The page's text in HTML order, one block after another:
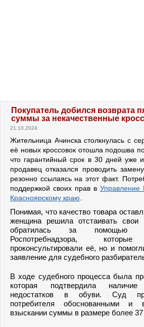
Покупатель добился возврата
суммы за некачественные
21.10.2024.
Жительница Ачинска столкнулась с
её новых кроссовок отошла подошва
что гарантийный срок в 30 дней уже
продавец отказался проводить
резонно ссылаясь на этот факт.
поддержкой своих прав в Управление
Красноярскому краю
Понимая, что качество товара
женщина решила отстаивать
обратилась за помощью к
Роспотребнадзора,
проконсультировали её, но и
заявление для судебного
В ходе судебного процесса была
которая подтвердила наличие
недостатков в обуви. Суд
потребителя обоснованными
взыскании суммы в размере более